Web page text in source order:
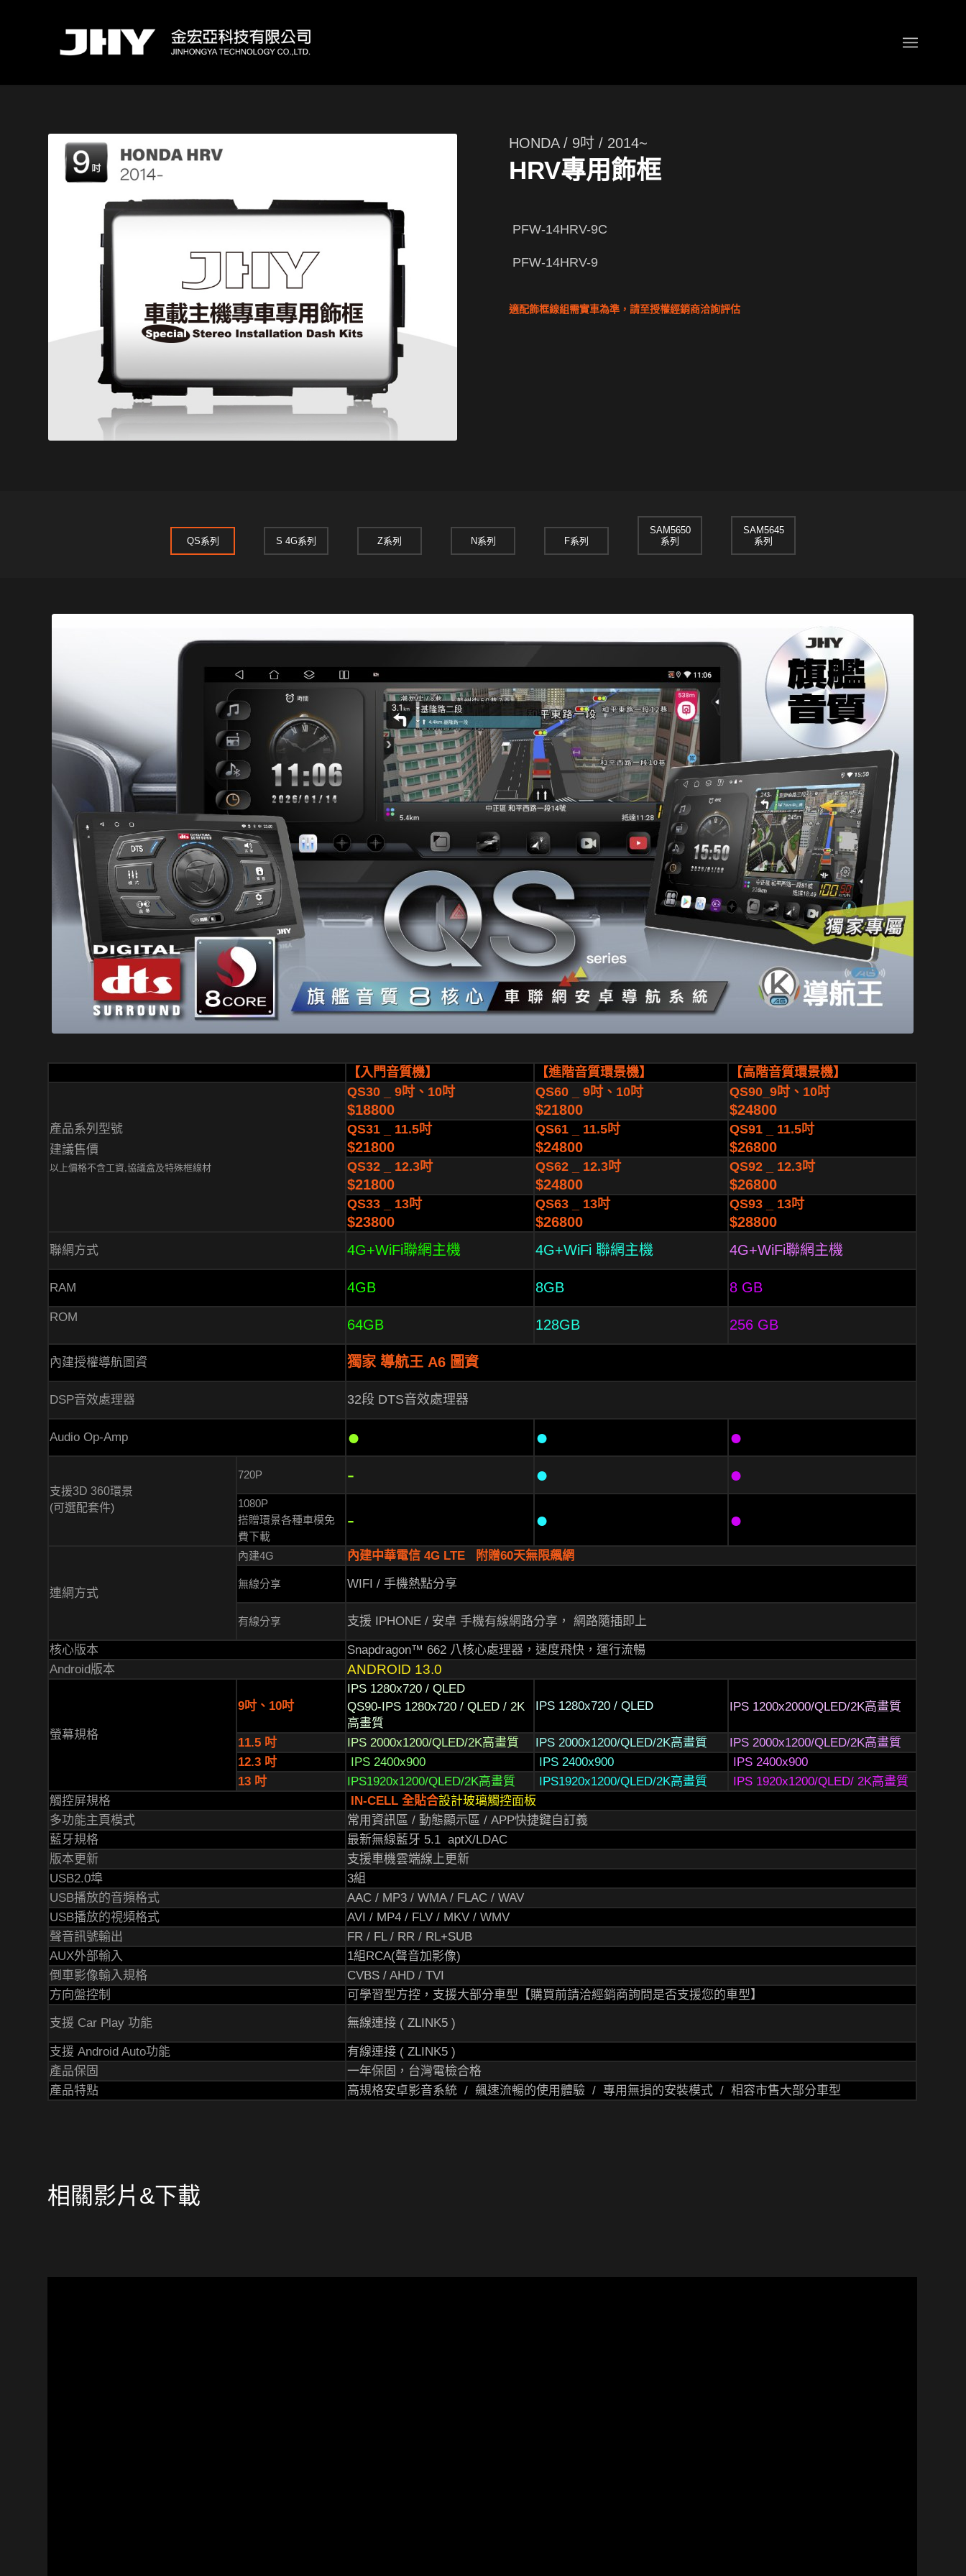
HONDA / 9吋 / 2014~
HRV專用飾框
PFW-14HRV-9C
PFW-14HRV-9
適配飾框線組需實車為準，請至授權經銷商洽詢評估
QS系列 S 4G系列 Z系列 N系列 F系列
SAM5650
系列
SAM5645
系列
【入門音質機】 【進階音質環景機】 【高階音質環景機】
產品系列型號
建議售價
以上價格不含工資,協議盒及特殊框線材
QS30 _ 9吋、10吋
$18800
QS60 _ 9吋、10吋
$21800
QS90_9吋、10吋
$24800
QS31 _ 11.5吋
$21800
QS61 _ 11.5吋
$24800
QS91 _ 11.5吋
$26800
QS32 _ 12.3吋
$21800
QS62 _ 12.3吋
$24800
QS92 _ 12.3吋
$26800
QS33 _ 13吋
$23800
QS63 _ 13吋
$26800
QS93 _ 13吋
$28800
聯網方式 4G+WiFi聯網主機 4G+WiFi 聯網主機 4G+WiFi聯網主機
RAM 4GB 8GB 8 GB
ROM 64GB 128GB 256 GB
內建授權導航圖資 獨家 導航王 A6 圖資
DSP音效處理器 32段 DTS音效處理器
Audio Op-Amp ● ● ●
支援3D 360環景
(可選配套件)
720P - ● ●
1080P
搭贈環景各種車模免
費下載
- ● ●
連網方式
內建4G 內建中華電信 4G LTE 附贈60天無限飆網
無線分享 WIFI / 手機熱點分享
有線分享 支援 IPHONE / 安卓 手機有線網路分享， 網路隨插即上
核心版本 Snapdragon™ 662 八核心處理器，速度飛快，運行流暢
Android版本
ANDROID 13.0
螢幕規格
9吋、10吋
IPS 1280x720 / QLED
QS90-IPS 1280x720 / QLED / 2K
高畫質
IPS 1280x720 / QLED IPS 1200x2000/QLED/2K高畫質
11.5 吋 IPS 2000x1200/QLED/2K高畫質 IPS 2000x1200/QLED/2K高畫質
IPS 2000x1200/QLED/2K高畫質
12.3 吋
IPS 2400x900 IPS 2400x900
IPS 2400x900
13 吋
IPS1920x1200/QLED/2K高畫質 IPS1920x1200/QLED/2K高畫質
IPS 1920x1200/QLED/ 2K高畫質
觸控屏規格
IN-CELL 全貼合設計玻璃觸控面板
多功能主頁模式
常用資訊區 / 動態顯示區 / APP快捷鍵自訂義
藍牙規格
最新無線藍牙 5.1 aptX/LDAC
版本更新
支援車機雲端線上更新
USB2.0埠
3組
USB播放的音頻格式
AAC / MP3 / WMA / FLAC / WAV
USB播放的視頻格式
AVI / MP4 / FLV / MKV / WMV
聲音訊號輸出
FR / FL / RR / RL+SUB
AUX外部輸入
1組RCA(聲音加影像)
倒車影像輸入規格
CVBS / AHD / TVI
方向盤控制
可學習型方控，支援大部分車型【購買前請洽經銷商詢問是否支援您的車型】
支援 Car Play 功能 無線連接 ( ZLINK5 )
支援 Android Auto功能
有線連接 ( ZLINK5 )
產品保固
一年保固，台灣電檢合格
產品特點
高規格安卓影音系統 / 飆速流暢的使用體驗 / 專用無損的安裝模式 / 相容市售大部分車型
相關影片&下載